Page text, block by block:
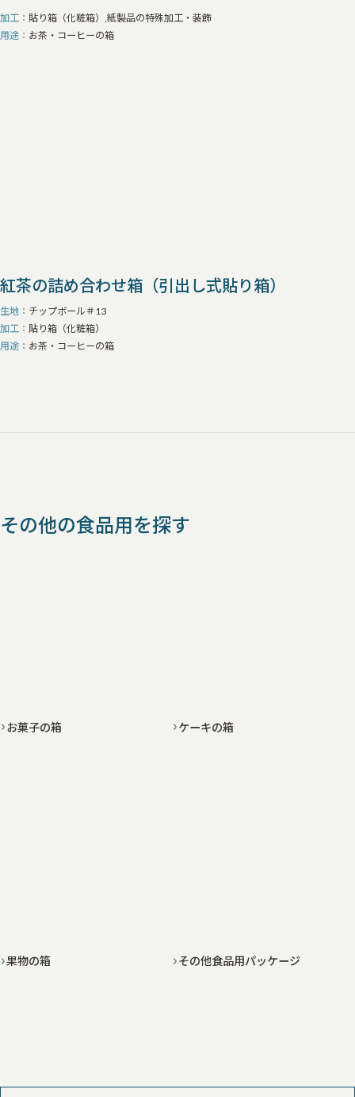
加工
貼り箱（化粧箱）,紙製品の特殊加工・装飾
用途
お茶・コーヒーの箱
紅茶の詰め合わせ箱（引出し式貼り箱）
生地
チップボール＃13
加工
貼り箱（化粧箱）
用途
お茶・コーヒーの箱
その他の食品用を探す
お菓子の箱 ケーキの箱
果物の箱 その他食品用パッケージ